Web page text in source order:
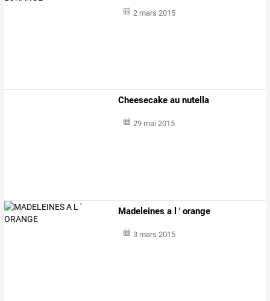
2 mars 2015
Cheesecake au nutella
29 mai 2015
Madeleines a l ' orange
3 mars 2015